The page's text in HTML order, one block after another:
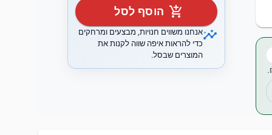
add_shopping_cart הוסף לסל
insightsאנחנו משווים חנויות, מבצעים ומרחקים
כדי להראות איפה שווה לקנות את
המוצרים שבסל.